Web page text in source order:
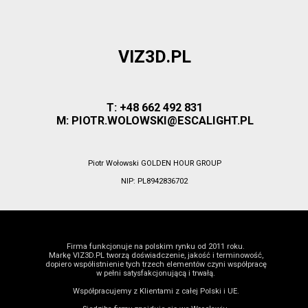
VIZ3D.PL
T: +48 662 492 831
M: PIOTR.WOLOWSKI@ESCALIGHT.PL
Piotr Wołowski GOLDEN HOUR GROUP
NIP: PL8942836702
Firma funkcjonuje na polskim rynku od 2011 roku.
Markę VIZ3D.PL tworzą doświadczenie, jakość i terminowość,
dopiero współistnienie tych trzech elementów czyni współpracę
w pełni satysfakcjonującą i trwałą.
Współpracujemy z Klientami z całej Polski i UE.